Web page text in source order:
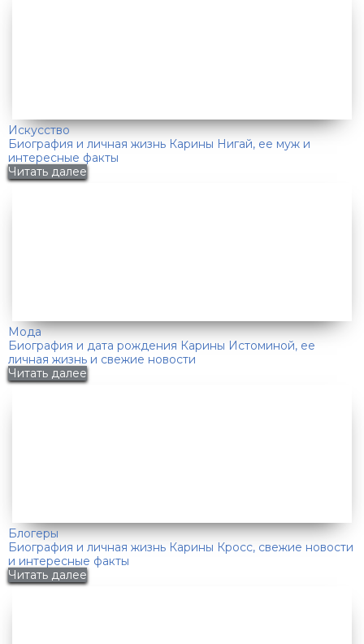
Искусство
Биография и личная жизнь Карины Нигай, ее муж и
интересные факты
Читать далее
Мода
Биография и дата рождения Карины Истоминой, ее
личная жизнь и свежие новости
Читать далее
Блогеры
Биография и личная жизнь Карины Кросс, свежие новости
и интересные факты
Читать далее